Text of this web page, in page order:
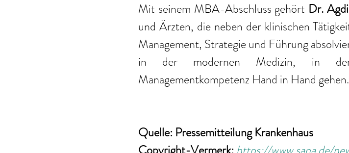
Mit seinem MBA-Abschluss gehört Dr.
und Ärzten, die neben der klinischen
Management, Strategie und Führung
in der modernen Medizin, in der
Managementkompetenz Hand in Hand gehen.
Quelle: Pressemitteilung Krankenhaus